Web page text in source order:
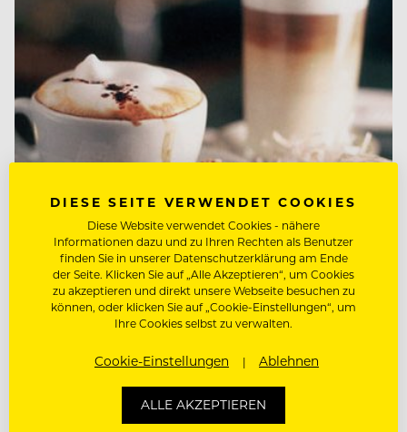
FOOD-KNOW-HOW
Das große Kaffeeduell – die
italienischer und österreichischer Kaffeekultur gibt
es einen weiteren Wettstreit: Diesmal tritt der
DIESE SEITE VERWENDET COOKIES
Diese Website verwendet Cookies - nähere
Informationen dazu und zu Ihren Rechten als Benutzer
finden Sie in unserer Datenschutzerklärung am Ende
der Seite. Klicken Sie auf „Alle Akzeptieren“, um Cookies
zu akzeptieren und direkt unsere Webseite besuchen zu
können, oder klicken Sie auf „Cookie-Einstellungen“, um
Ihre Cookies selbst zu verwalten.
Cookie-Einstellungen Ablehnen
ALLE AKZEPTIEREN